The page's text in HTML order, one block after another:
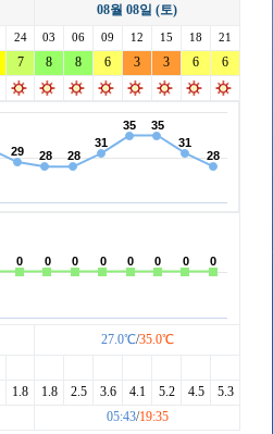
렉스필드
리
링크나인
발리오스
즈베스트 청라
베어크리크
08월 08일 (토)
24 03 06 09 12 15 18 21
7 8 8 6 3 3 6
6
27.0℃/35.0℃
1.8 1.8 2.5 3.6 4.1 5.2 4.5
5.3
05:43/19:35